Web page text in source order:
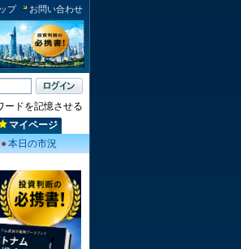
プ お問い合わせ
ードを記憶させる
マイページ
●本日の市況